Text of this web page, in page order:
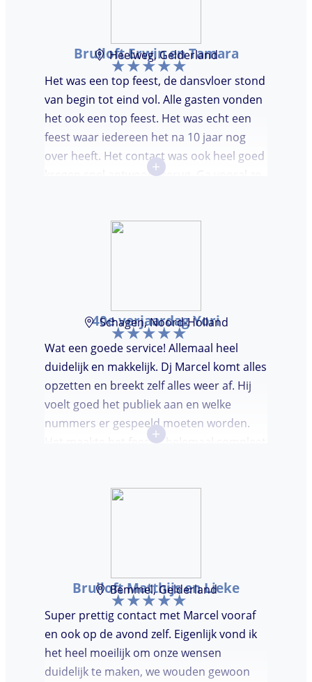
Bruiloft Erwin en Tamara
Heelweg, Gelderland
Het was een top feest, de dansvloer stond
van begin tot eind vol. Alle gasten vonden
het ook een top feest. Het was echt een
feest waar iedereen het na 10 jaar nog
over heeft. Het contact was ook heel goed
kregen snel antwoord terug. Ga vooral zo
+
40e verjaardag Yori
Schagen, Noord-Holland
Wat een goede service! Allemaal heel
duidelijk en makkelijk. Dj Marcel komt alles
opzetten en breekt zelf alles weer af. Hij
voelt goed het publiek aan en welke
nummers er gespeeld moeten worden.
Het maakte het feestje helemaal compleet
+
Bruiloft Matthijs en Lieke
Bemmel, Gelderland
Super prettig contact met Marcel vooraf
en ook op de avond zelf. Eigenlijk vond ik
het heel moeilijk om onze wensen
duidelijk te maken, we wouden gewoon